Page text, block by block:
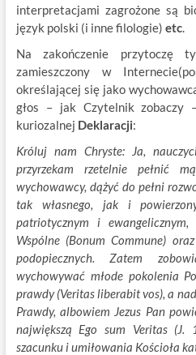
interpretacjami zagrożone są
język polski (i inne filologie) etc.
Na zakończenie przytoczę
zamieszczony w
określającej się jako
głos – jak Czytelnik zobaczy
kuriozalnej Deklaracji:
Króluj nam Chryste: Ja,
przyrzekam rzetelnie pełnić
wychowawcy, dążyć do pełni
tak własnego, jak i
patriotycznym i
Wspólne (Bonum Commune)
podopiecznych. Zatem
wychowywać młode pokolenia
prawdy (Veritas liberabit vos), a
Prawdy, albowiem Jezus Pan
największą Ego sum Veritas
szacunku i umiłowania Kościoła